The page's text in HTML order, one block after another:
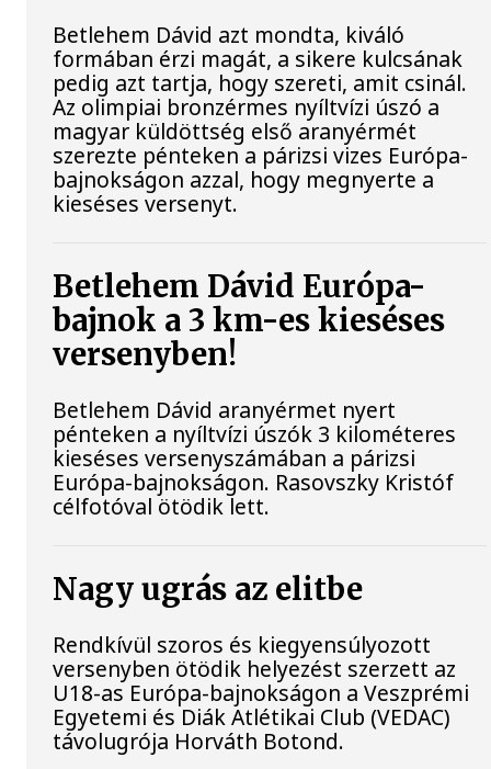
Betlehem Dávid azt mondta, kiváló
formában érzi magát, a sikere kulcsának
pedig azt tartja, hogy szereti, amit csinál.
Az olimpiai bronzérmes nyíltvízi úszó a
magyar küldöttség első aranyérmét
szerezte pénteken a párizsi vizes Európa-
bajnokságon azzal, hogy megnyerte a
kieséses versenyt.
Betlehem Dávid Európa-
bajnok a 3 km-es kieséses
versenyben!
Betlehem Dávid aranyérmet nyert
pénteken a nyíltvízi úszók 3 kilométeres
kieséses versenyszámában a párizsi
Európa-bajnokságon. Rasovszky Kristóf
célfotóval ötödik lett.
Nagy ugrás az elitbe
Rendkívül szoros és kiegyensúlyozott
versenyben ötödik helyezést szerzett az
U18-as Európa-bajnokságon a Veszprémi
Egyetemi és Diák Atlétikai Club (VEDAC)
távolugrója Horváth Botond.